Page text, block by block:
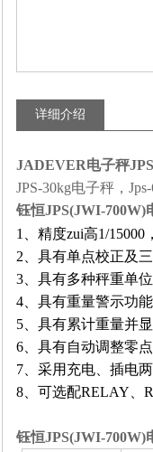
详细介绍
JADEVER电子秤
JPS-30kg电子秤，
钰恒JPS(JWI-700W)
1、 精度zui高1/
2、 具有单点校正及
3、 具有多种秤重单
4、 具有重量警示功
5、 具有累计重量并
6、 具有自动调整零
7、 采用充电、插电
8、 可选配RELAY、
钰恒JPS(JWI-700W)